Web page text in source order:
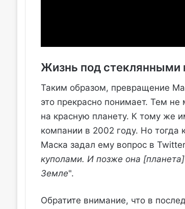
Жизнь под стеклянными
Таким образом, превращение
это прекрасно понимает. Тем
на красную планету. К тому же
компании в 2002 году. Но тогда
Маска задал ему вопрос в
куполами. И позже она
Земле".
Обратите внимание, что в